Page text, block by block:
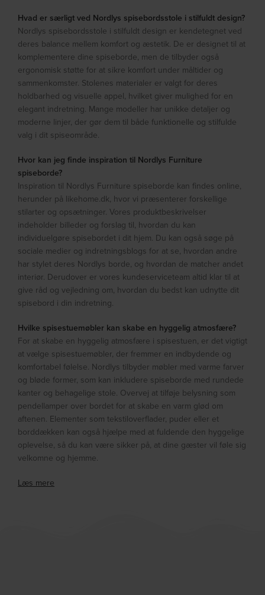
Hvad er særligt ved Nordlys spisebordsstole i stilfuldt design?
Nordlys spisebordsstole i stilfuldt design er kendetegnet ved
deres balance mellem komfort og æstetik. De er designet til at
komplementere dine spiseborde, men de tilbyder også
ergonomisk støtte for at sikre komfort under måltider og
sammenkomster. Stolenes materialer er valgt for deres
holdbarhed og visuelle appel, hvilket giver mulighed for en
elegant indretning. Mange modeller har unikke detaljer og
moderne linjer, der gør dem til både funktionelle og stilfulde
valg i dit spiseområde.
Hvor kan jeg finde inspiration til Nordlys Furniture
spiseborde?
Inspiration til Nordlys Furniture spiseborde kan findes online,
herunder på likehome.dk, hvor vi præsenterer forskellige
stilarter og opsætninger. Vores produktbeskrivelser
indeholder billeder og forslag til, hvordan du kan
individuelgøre spisebordet i dit hjem. Du kan også søge på
sociale medier og indretningsblogs for at se, hvordan andre
har stylet deres Nordlys borde, og hvordan de matcher andet
interiør. Derudover er vores kundeserviceteam altid klar til at
give råd og vejledning om, hvordan du bedst kan udnytte dit
spisebord i din indretning.
Hvilke spisestuemøbler kan skabe en hyggelig atmosfære?
For at skabe en hyggelig atmosfære i spisestuen, er det vigtigt
at vælge spisestuemøbler, der fremmer en indbydende og
komfortabel følelse. Nordlys tilbyder møbler med varme farver
og bløde former, som kan inkludere spiseborde med rundede
kanter og behagelige stole. Overvej at tilføje belysning som
pendellamper over bordet for at skabe en varm glød om
aftenen. Elementer som tekstiloverflader, puder eller et
borddækken kan også hjælpe med at fuldende den hyggelige
oplevelse, så du kan være sikker på, at dine gæster vil føle sig
velkomne og hjemme.
Læs mere